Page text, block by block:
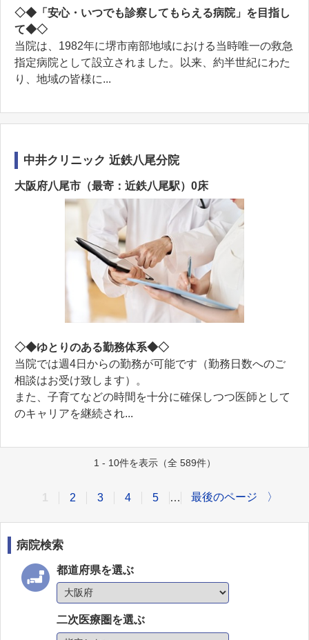
◇◆「安心・いつでも診察してもらえる病院」を目指し
て◆◇
当院は、1982年に堺市南部地域における当時唯一の救急
指定病院として設立されました。以来、約半世紀にわた
り、地域の皆様に...
中井クリニック 近鉄八尾分院
大阪府八尾市（最寄：近鉄八尾駅）0床
◇◆ゆとりのある勤務体系◆◇
当院では週4日からの勤務が可能です（勤務日数へのご
相談はお受け致します）。
また、子育てなどの時間を十分に確保しつつ医師として
のキャリアを継続され...
1 - 10件を表示（全 589件）
2 3 4 5 … 最後のページ 〉
病院検索
都道府県を選ぶ
二次医療圏を選ぶ